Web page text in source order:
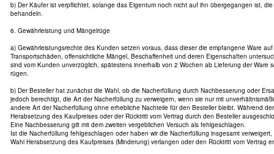
b) Der Käufer ist verpflichtet, solange das Eigentum noch nicht auf ihn übergegangen ist,
behandeln.
6. Gewährleistung und Mängelrüge
a) Gewährleistungsrechte des Kunden setzen voraus, dass dieser die empfangene Ware
Transportschäden, offensichtliche Mängel, Beschaffenheit und deren Eigenschaften
sind vom Kunden unverzüglich, spätestens innerhalb von 2 Wochen ab Lieferung der Ware
rügen.
b) Der Besteller hat zunächst die Wahl, ob die Nacherfüllung durch Nachbesserung oder
jedoch berechtigt, die Art der Nacherfüllung zu verweigern, wenn sie nur mit
andere Art der Nacherfüllung ohne erhebliche Nachteile für den Besteller bleibt. Während
Herabsetzung des Kaufpreises oder der Rücktritt vom Vertrag durch den Besteller
Eine Nachbesserung gilt mit dem zweiten vergeblichen Versuch als fehlgeschlagen.
Ist die Nacherfüllung fehlgeschlagen oder haben wir die Nacherfüllung insgesamt
Wahl Herabsetzung des Kaufpreises (Minderung) verlangen oder den Rücktritt vom Vertrag